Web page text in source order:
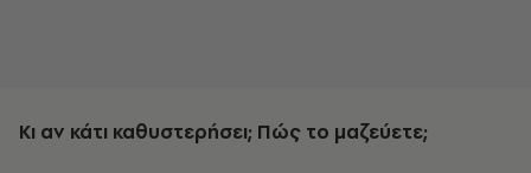
Κι αν κάτι καθυστερήσει; Πώς το μαζεύετε;